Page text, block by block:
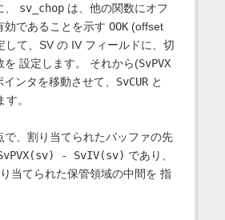
sv_chopは、他の関数にオフ
効であることを示す OOK(offset
して、SV の IV フィールドに、切
を 設定します。 それから(SvPVX
ンタを移動させて、 SvCURと
。
で、割り当てられたバッファの先
- SvIV(sv) であり、
当てられた保管領域の中間を 指